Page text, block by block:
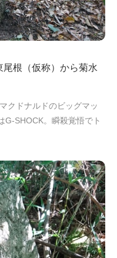
根（仮称）から菊水
クドナルドのビッグマッ
G-SHOCK。瞬殺覚悟でト